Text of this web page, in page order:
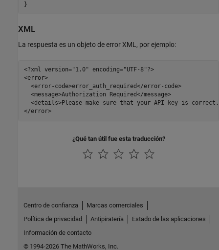
}
XML
La respuesta es un objeto de error XML, por ejemplo:
<?xml version="1.0" encoding="UTF-8"?>
<error>
  <error-code>error_auth_required</error-code>
  <message>Authorization Required</message>
<details>Please make sure that your API key is
</error>
¿Qué tan útil fue esta traducción?
Centro de confianza
Marcas comerciales
Política de privacidad
Antipiratería
Estado de las aplicaciones
Información de contacto
© 1994-2026 The MathWorks, Inc.